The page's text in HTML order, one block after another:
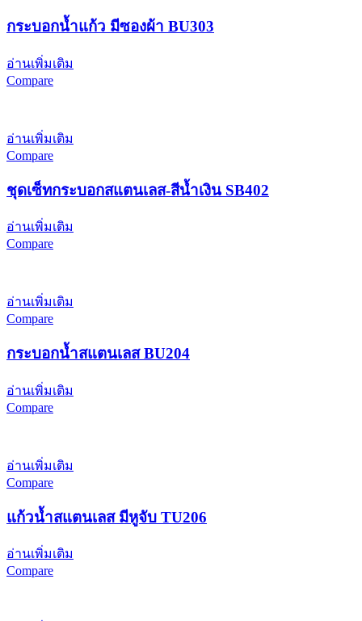
กระบอกน้ำแก้ว มีซองผ้า BU303
อ่านเพิ่มเติม
Compare
อ่านเพิ่มเติม
Compare
ชุดเซ็ทกระบอกสแตนเลส-สีน้ำเงิน SB402
อ่านเพิ่มเติม
Compare
อ่านเพิ่มเติม
Compare
กระบอกน้ำสแตนเลส BU204
อ่านเพิ่มเติม
Compare
อ่านเพิ่มเติม
Compare
แก้วน้ำสแตนเลส มีหูจับ TU206
อ่านเพิ่มเติม
Compare